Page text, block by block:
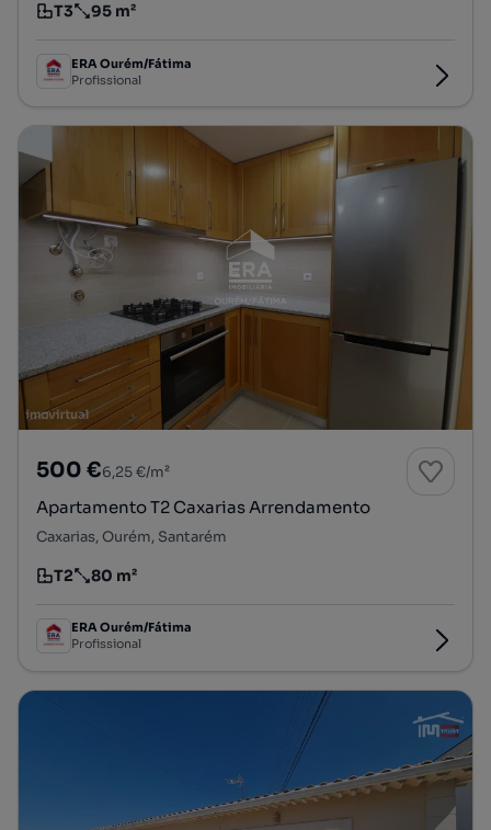
Tipologia
T3
Preço por metro quadrado
95 m²
ERA Ourém/Fátima
Profissional
500 €6,25 €/m²
Apartamento T2 Caxarias Arrendamento
Caxarias, Ourém, Santarém
Tipologia
T2
Preço por metro quadrado
80 m²
ERA Ourém/Fátima
Profissional